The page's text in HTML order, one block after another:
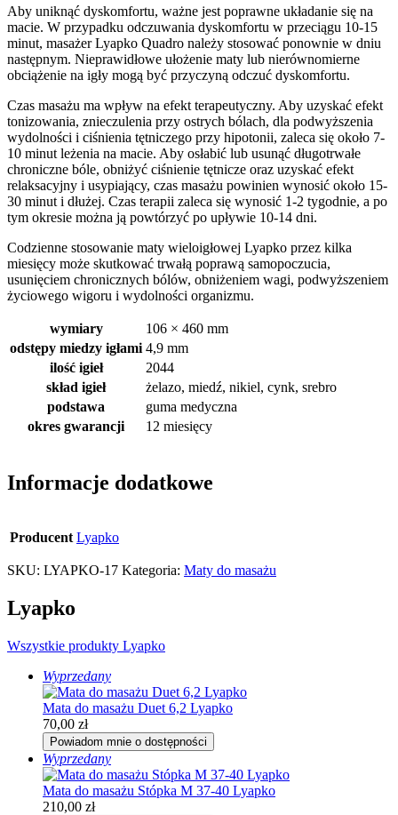
Aby uniknąć dyskomfortu, ważne jest poprawne układanie się na
macie. W przypadku odczuwania dyskomfortu w przeciągu 10-15
minut, masażer Lyapko Quadro należy stosować ponownie w dniu
następnym. Nieprawidłowe ułożenie maty lub nierównomierne
obciążenie na igły mogą być przyczyną odczuć dyskomfortu.
Czas masażu ma wpływ na efekt terapeutyczny. Aby uzyskać efekt
tonizowania, znieczulenia przy ostrych bólach, dla podwyższenia
wydolności i ciśnienia tętniczego przy hipotonii, zaleca się około 7-
10 minut leżenia na macie. Aby osłabić lub usunąć długotrwałe
chroniczne bóle, obniżyć ciśnienie tętnicze oraz uzyskać efekt
relaksacyjny i usypiający, czas masażu powinien wynosić około 15-
30 minut i dłużej. Czas terapii zaleca się wynosić 1-2 tygodnie, a po
tym okresie można ją powtórzyć po upływie 10-14 dni.
Codzienne stosowanie maty wieloigłowej Lyapko przez kilka
miesięcy może skutkować trwałą poprawą samopoczucia,
usunięciem chronicznych bólów, obniżeniem wagi, podwyższeniem
życiowego wigoru i wydolności organizmu.
wymiary
106 × 460 mm
odstępy miedzy igłami 4,9 mm
ilość igieł
2044
skład igieł
żelazo, miedź, nikiel, cynk, srebro
podstawa
guma medyczna
okres gwarancji
12 miesięcy
Informacje dodatkowe
Producent Lyapko
SKU: LYAPKO-17 Kategoria: Maty do masażu
Lyapko
Wszystkie produkty Lyapko
Wyprzedany
Mata do masażu Duet 6,2 Lyapko
70,00 zł
Powiadom mnie o dostępności
Wyprzedany
Mata do masażu Stópka M 37-40 Lyapko
210,00 zł